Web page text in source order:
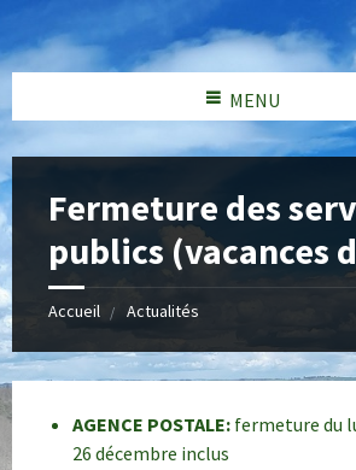
MENU
Fermeture des
publics (vacances
Accueil Actualités
AGENCE POSTALE: fermeture du
26 décembre inclus